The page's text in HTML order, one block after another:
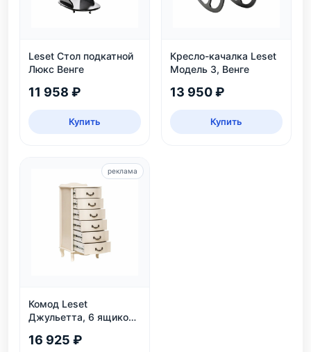
Leset Стол подкатной
Люкс Венге
11 958 ₽
Купить
Кресло-качалка Leset
Модель 3, Венге
13 950 ₽
Купить
Комод Leset
Джульетта, 6 ящиков,
16 925 ₽
реклама